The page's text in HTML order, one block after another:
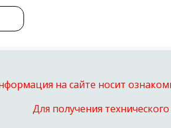
на сайте носит
Для получения